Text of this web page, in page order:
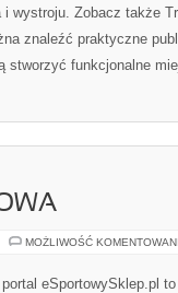
wystroju. Zobacz także
znaleźć praktyczne
stworzyć funkcjonalne
MOŻLIWOŚĆ
portal eSportowySklep.pl